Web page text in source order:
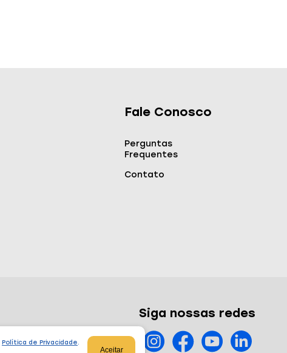
Política de Privacidade.
Aceitar
Fale Conosco
Perguntas
Frequentes
Contato
Siga nossas redes